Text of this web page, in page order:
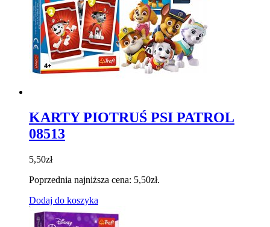
KARTY PIOTRUŚ PSI PATROL
08513
5,50zł
Poprzednia najniższa cena: 5,50zł.
Dodaj do koszyka